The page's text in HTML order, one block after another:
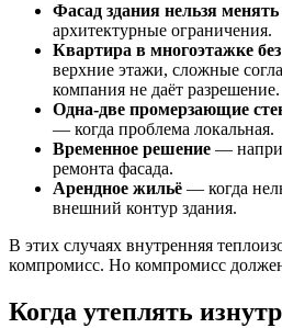
Фасад здания нельзя менять
архитектурные ограничения.
Квартира в многоэтажке
верхние этажи, сложные
компания не даёт разрешение.
Одна-две промерзающие
— когда проблема локальная.
Временное решение —
ремонта фасада.
Арендное жильё — когда
внешний контур здания.
В этих случаях внутренняя
компромисс. Но компромисс
Когда утеплять